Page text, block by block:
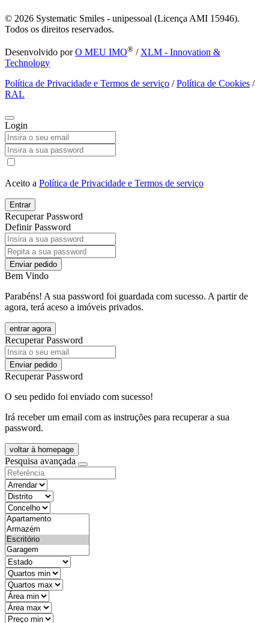
© 2026 Systematic Smiles - unipessoal (Licença AMI 15946).
Todos os direitos reservados.
Desenvolvido porO MEU IMO® / XLM - Innovation &
Technology
Política de Privacidade e Termos de serviço /Política de Cookies /
RAL
Login
Aceito a Política de Privacidade e Termos de serviço
Entrar
Recuperar Password
Definir Password
Enviar pedido
Bem Vindo
Parabéns! A sua password foi guardada com sucesso. A partir de
agora, terá aceso a imóveis privados.
entrar agora
Recuperar Password
Enviar pedido
Recuperar Password
O seu pedido foi enviado com sucesso!
Irá receber um email com as instruções para recuperar a sua
password.
voltar à homepage
Pesquisa avançada
objective
districtId
countyId
types
state
mintypo
maxtypo
minarea
maxarea
minprice